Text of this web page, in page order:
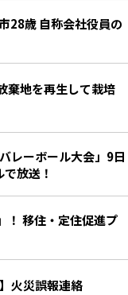
28歳 自称会社役員の
棄地を再生して栽培
レーボール大会」9日
放送！
！ 移住・定住促進プ
火災誤報連絡